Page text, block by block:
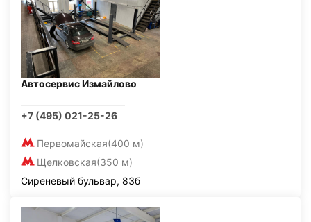
Автосервис Измайлово
+7 (495) 021-25-26
Первомайская(400 м)
Щелковская(350 м)
Сиреневый бульвар, 83б